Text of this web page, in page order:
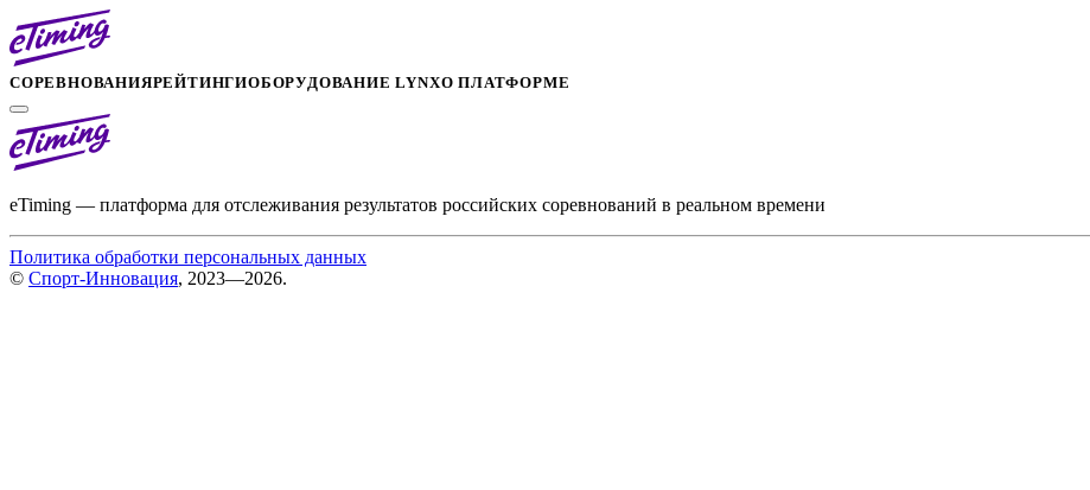
СОРЕВНОВАНИЯРЕЙТИНГИОБОРУДОВАНИЕ LYNXО ПЛАТФОРМЕ
eTiming — платформа для отслеживания результатов российских соревнований в реальном времени
Политика обработки персональных данных
© Спорт-Инновация, 2023—2026.